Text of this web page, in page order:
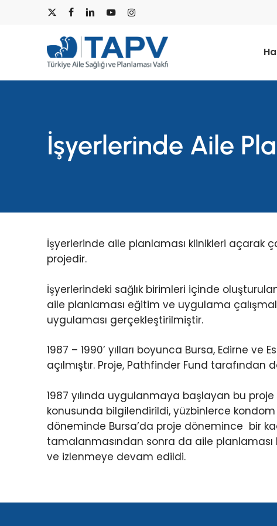
x-
twitter
facebooklinkedin youtubeinstagram
İşyerlerinde Aile
İşyerlerinde aile planlaması klinikleri açarak
projedir.
İşyerlerindeki sağlık birimleri içinde
aile planlaması eğitim ve uygulama
uygulaması gerçekleştirilmiştir.
1987 – 1990’ yılları boyunca Bursa, Edirne
açılmıştır. Proje, Pathfinder Fund tarafından
1987 yılında uygulanmaya başlayan bu
konusunda bilgilendirildi, yüzbinlerce kondom
döneminde Bursa’da proje dönemince bir
tamalanmasından sonra da aile planlaması
ve izlenmeye devam edildi.